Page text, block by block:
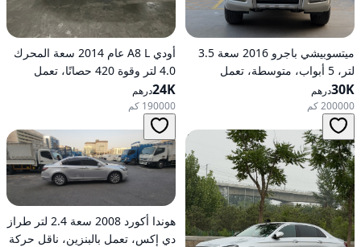
ميتسوبيشي باجرو 2016 سعة 3.5
لتر، 5 أبواب، متوسطة، تعمل
بالبنزين، أوتوماتيكية، دفع رباعي
30Kدرهم
200000 كم
أودي A8 L عام 2014 سعة المحرك
4.0 لتر وقوة 420 حصانًا، تعمل
بالبنزين، ناقل حركة أوتوماتيكي، دفع
كلي للعجلات
24Kدرهم
190000 كم
هوندا أكورد 2008 سعة 2.4 لتر طراز
دي إكس، تعمل بالبنزين، ناقل حركة